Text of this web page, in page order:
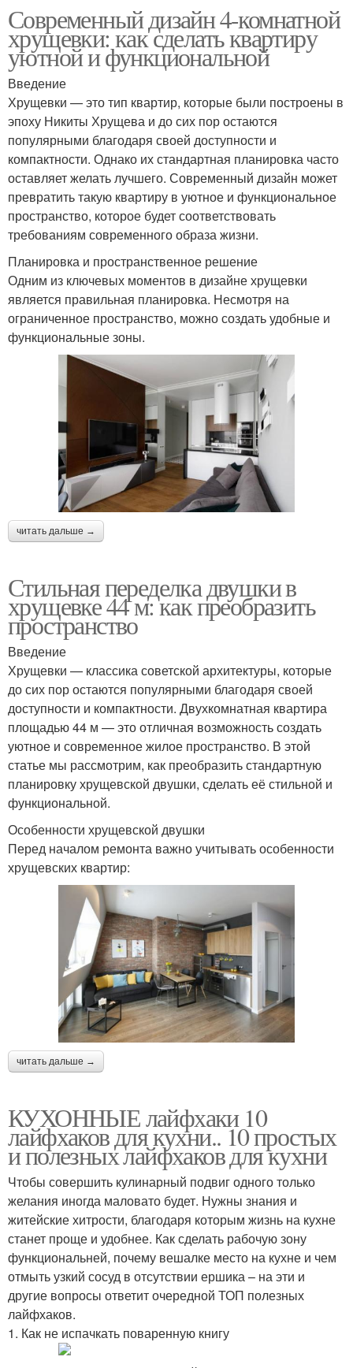
Современный дизайн 4-комнатной
хрущевки: как сделать квартиру
уютной и функциональной
Введение
Хрущевки — это тип квартир, которые были построены в
эпоху Никиты Хрущева и до сих пор остаются
популярными благодаря своей доступности и
компактности. Однако их стандартная планировка часто
оставляет желать лучшего. Современный дизайн может
превратить такую квартиру в уютное и функциональное
пространство, которое будет соответствовать
требованиям современного образа жизни.
Планировка и пространственное решение
Одним из ключевых моментов в дизайне хрущевки
является правильная планировка. Несмотря на
ограниченное пространство, можно создать удобные и
функциональные зоны.
читать дальше →
Стильная переделка двушки в
хрущевке 44 м: как преобразить
пространство
Введение
Хрущевки — классика советской архитектуры, которые
до сих пор остаются популярными благодаря своей
доступности и компактности. Двухкомнатная квартира
площадью 44 м — это отличная возможность создать
уютное и современное жилое пространство. В этой
статье мы рассмотрим, как преобразить стандартную
планировку хрущевской двушки, сделать её стильной и
функциональной.
Особенности хрущевской двушки
Перед началом ремонта важно учитывать особенности
хрущевских квартир:
читать дальше →
КУХОННЫЕ лайфхаки 10
лайфхаков для кухни.. 10 простых
и полезных лайфхаков для кухни
Чтобы совершить кулинарный подвиг одного только
желания иногда маловато будет. Нужны знания и
житейские хитрости, благодаря которым жизнь на кухне
станет проще и удобнее. Как сделать рабочую зону
функциональней, почему вешалке место на кухне и чем
отмыть узкий сосуд в отсутствии ершика – на эти и
другие вопросы ответит очередной ТОП полезных
лайфхаков.
1. Как не испачкать поваренную книгу